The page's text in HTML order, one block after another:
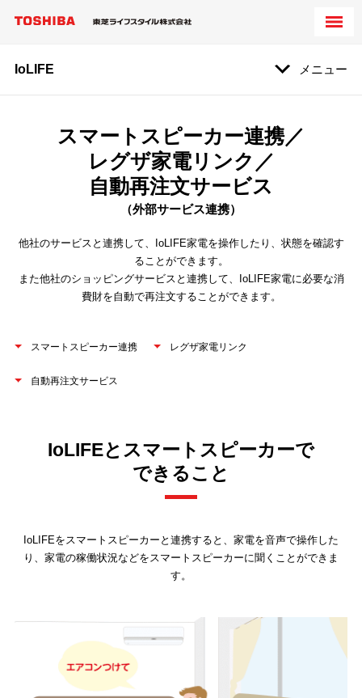
IoLIFE メニュー
スマートスピーカー連携／
レグザ家電リンク／
自動再注文サービス
（外部サービス連携）
他社のサービスと連携して、IoLIFE家電を操作したり、状態を確認す
ることができます。
また他社のショッピングサービスと連携して、IoLIFE家電に必要な消
費財を自動で再注文することができます。
スマートスピーカー連携 レグザ家電リンク
自動再注文サービス
IoLIFEとスマートスピーカーで
できること
IoLIFEをスマートスピーカーと連携すると、家電を音声で操作した
り、家電の稼働状況などをスマートスピーカーに聞くことができま
す。